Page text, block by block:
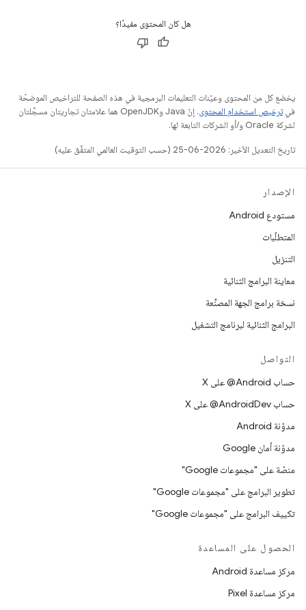
هل كان المحتوى مفيدًا؟
يخضع كل من المحتوى وعيّنات التعليمات البرمجية في هذه الصفحة للتراخيص الموضحّة
فيترخيص استخدام المحتوى
. إنّ Java وOpenJDK هما علامتان تجاريتان مسجَّلتان
لشركة Oracle و/أو الشركات التابعة لها.
تاريخ التعديل الأخير: 2026-06-25 (حسب التوقيت العالمي المتفَّق عليه)
الإصدار
مستودع Android
المتطلّبات
التنزيل
معاينة البرامج الثنائية
نسخة برامج الجهة المصنِّعة
البرامج الثنائية لبرنامج التشغيل
التواصل
حساب ‎@Android على X
حساب ‎@AndroidDev على X
مدوّنة Android
مدوّنة أمان Google
منصّة على "مجموعات Google"
تطوير البرامج على "مجموعات Google"
تكييف البرامج على "مجموعات Google"
الحصول على المساعدة
مركز مساعدة Android
مركز مساعدة Pixel